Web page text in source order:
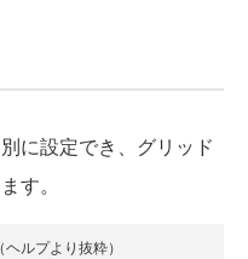
に設定でき、グリッド
す。
ルプより抜粋）